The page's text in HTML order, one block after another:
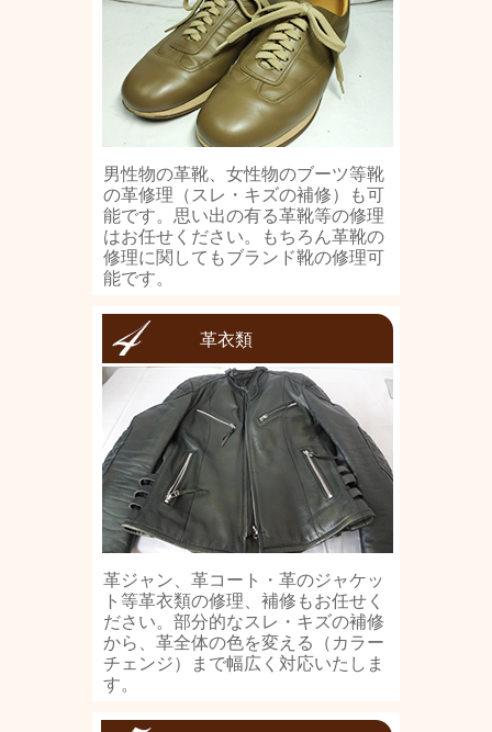
男性物の革靴、女性物のブーツ等靴
の革修理（スレ・キズの補修）も可
能です。思い出の有る革靴等の修理
はお任せください。もちろん革靴の
修理に関してもブランド靴の修理可
能です。
革衣類
革ジャン、革コート・革のジャケッ
ト等革衣類の修理、補修もお任せく
ださい。部分的なスレ・キズの補修
から、革全体の色を変える（カラー
チェンジ）まで幅広く対応いたしま
す。